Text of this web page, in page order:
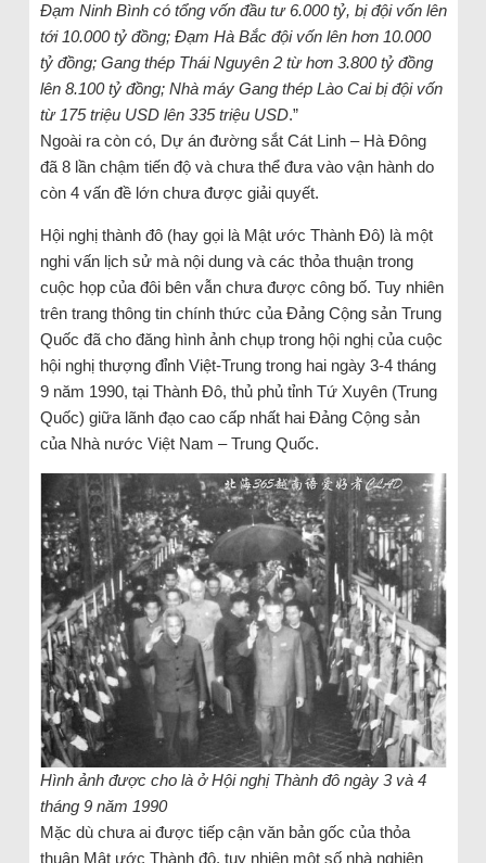
Đạm Ninh Bình có tổng vốn đầu tư 6.000 tỷ, bị đội vốn lên
tới 10.000 tỷ đồng; Đạm Hà Bắc đội vốn lên hơn 10.000
tỷ đồng; Gang thép Thái Nguyên 2 từ hơn 3.800 tỷ đồng
lên 8.100 tỷ đồng; Nhà máy Gang thép Lào Cai bị đội vốn
từ 175 triệu USD lên 335 triệu USD.”
Ngoài ra còn có, Dự án đường sắt Cát Linh – Hà Đông
đã 8 lần chậm tiến độ và chưa thể đưa vào vận hành do
còn 4 vấn đề lớn chưa được giải quyết.
Hội nghị thành đô (hay gọi là Mật ước Thành Đô) là một
nghi vấn lịch sử mà nội dung và các thỏa thuận trong
cuộc họp của đôi bên vẫn chưa được công bố. Tuy nhiên
trên trang thông tin chính thức của Đảng Cộng sản Trung
Quốc đã cho đăng hình ảnh chụp trong hội nghị của cuộc
hội nghị thượng đỉnh Việt-Trung trong hai ngày 3-4 tháng
9 năm 1990, tại Thành Đô, thủ phủ tỉnh Tứ Xuyên (Trung
Quốc) giữa lãnh đạo cao cấp nhất hai Đảng Cộng sản
của Nhà nước Việt Nam – Trung Quốc.
Hình ảnh được cho là ở Hội nghị Thành đô ngày 3 và 4
tháng 9 năm 1990
Mặc dù chưa ai được tiếp cận văn bản gốc của thỏa
thuận Mật ước Thành đô, tuy nhiên một số nhà nghiên